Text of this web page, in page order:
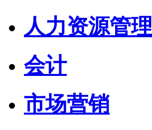
人力资源管理
会计
市场营销